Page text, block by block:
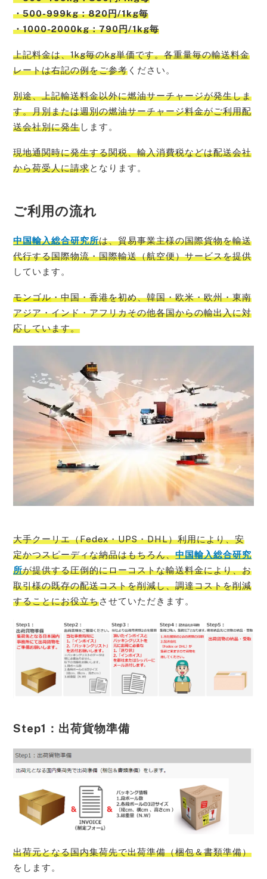
・500-999kg：820円/1kg毎
・1000-2000kg：790円/1kg毎
上記料金は、1kg毎のkg単価です。各重量毎の輸送料金
レートは右記の例をご参考 ください。
別途、上記輸送料金以外に燃油サーチャージが発生しま
す。月別または週別の燃油サーチャージ料金がご利用配
送会社別に発生します。
現地通関時に発生する関税、輸入消費税などは配送会社
から荷受人に請求となります。
ご利用の流れ
中国輸入総合研究所は、貿易事業主様の国際貨物を輸送
代行する国際物流・国際輸送（航空便）サービスを提供
しています。
モンゴル・中国・香港を初め、韓国・欧米・欧州・東南
アジア・インド・アフリカその他各国からの輸出入に対
応しています。
大手クーリエ（Fedex・UPS・DHL）利用により、安
定かつスピーディな納品はもちろん、中国輸入総合研究
所が提供する圧倒的にローコストな輸送料金により、お
取引様の既存の配送コストを削減し、調達コストを削減
することにお役立ちさせていただきます。
Step1：出荷貨物準備
出荷元となる国内集荷先で出荷準備（梱包＆書類準備）
をします。